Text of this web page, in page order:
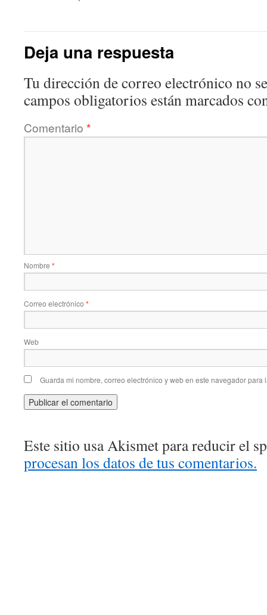
Deja una respuesta
Tu dirección de correo electrónico no
campos obligatorios están marcados
Comentario *
Nombre *
Correo electrónico *
Web
Guarda mi nombre, correo electrónico y web en este navegador para
Este sitio usa Akismet para reducir el
procesan los datos de tus comentarios.